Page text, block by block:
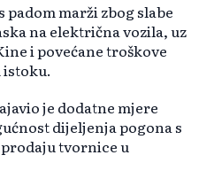
padom marži zbog slabe
na električna vozila, uz
i povećane troškove
istoku.
je dodatne mjere
dijeljenja pogona s
tvornice u